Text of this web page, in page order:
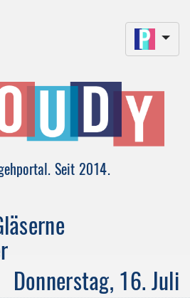
Seit 2014.
Donnerstag, 16. Juli